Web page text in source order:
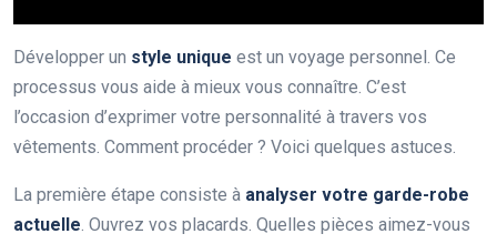
Développer un style unique est un voyage personnel. Ce
processus vous aide à mieux vous connaître. C’est
l’occasion d’exprimer votre personnalité à travers vos
vêtements. Comment procéder ? Voici quelques astuces.
La première étape consiste à analyser votre garde-robe
actuelle. Ouvrez vos placards. Quelles pièces aimez-vous